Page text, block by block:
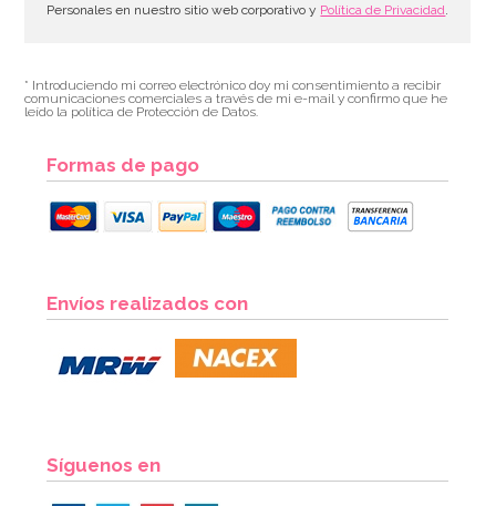
Personales en nuestro sitio web corporativo y Política de Privacidad.
* Introduciendo mi correo electrónico doy mi consentimiento a recibir
comunicaciones comerciales a través de mi e-mail y confirmo que he
leído la política de Protección de Datos.
Formas de pago
Envíos realizados con
Síguenos en